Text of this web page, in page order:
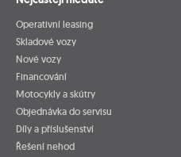
Operativní leasing
Skladové vozy
Nové vozy
Financování
Motocykly a skútry
Objednávka do servisu
Díly a příslušenství
Řešení nehod